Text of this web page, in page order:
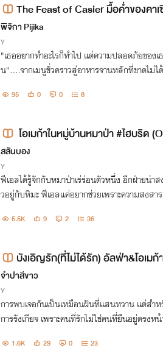
The Feast of Casier มื้อค่ำของคา
erse]
พิจิกา Pijika
Y
"เธออยากทำอะไรก็ทำไป แต่ความปลอดภัยของ
น"....จากเมนูชั่วคราวสู่อาหารจานหลักที่ขาดไม่
95 0 0 8
โอเมก้าในหมู่บ้านหมาป่า #ไฮบริด
สลันบอง
Y
ฟีเอลได้รู้จักกับหมาป่าเร่ร่อนตัวหนึ่ง อีกฝ่ายน่า
วอยู่กับหิมะ ฟีเอลแค่อยากช่วยเพราะความสงสาร
5.5K 9 2 36
บังเอิญรัก(ที่ไม่ได้รัก) อัลฟ่า&โอเมก้า
จำปาสีขาว
Y
การพบเจอกันเป็นเหมือนฝันที่แสนหวาน แต่สำ
การรังเกียจ เพราะคนที่รักไม่ใช่คนที่ยืนอยู่ตรงหน้
สาว1.6K 29 0 23